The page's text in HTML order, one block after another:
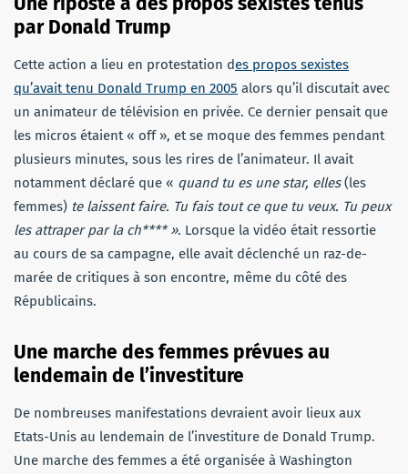
par Donald Trump
Cette action a lieu en protestation des propos sexistes
qu’avait tenu Donald Trump en 2005 alors qu’il discutait avec
un animateur de télévision en privée. Ce dernier pensait que
les micros étaient « off », et se moque des femmes pendant
plusieurs minutes, sous les rires de l’animateur. Il avait
notamment déclaré que « quand tu es une star, elles(les
femmes) te laissent faire. Tu fais tout ce que tu veux. Tu peux
les attraper par la ch**** ». Lorsque la vidéo était ressortie
au cours de sa campagne, elle avait déclenché un raz-de-
marée de critiques à son encontre, même du côté des
Républicains.
Une marche des femmes prévues au
lendemain de l’investiture
De nombreuses manifestations devraient avoir lieux aux
Etats-Unis au lendemain de l’investiture de Donald Trump.
Une marche des femmes a été organisée à Washington